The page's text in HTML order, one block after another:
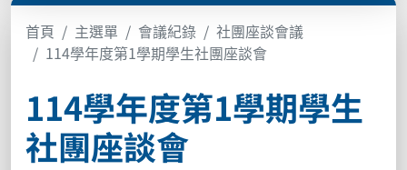
首頁 主選單 會議紀錄
社團座談會議
114學年度第1學期學生社團座談會
114學年度第1學期學生
社團座談會